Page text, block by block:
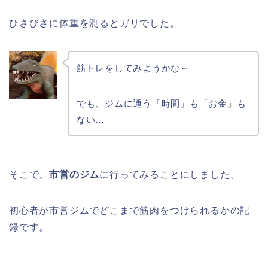
ひさびさに体重を測るとガリでした。
筋トレをしてみようかな～
でも、ジムに通う「時間」も「お金」も
ない…
そこで、市営のジムに行ってみることにしました。
初心者が市営ジムでどこまで筋肉をつけられるかの記
録です。